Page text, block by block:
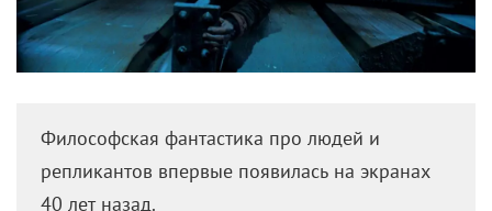
Философская фантастика про людей и
репликантов впервые появилась на экранах
40 лет назад.